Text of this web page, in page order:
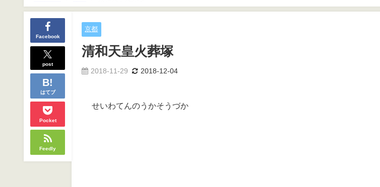
Facebook
post
はてブ
Pocket
Feedly
京都
清和天皇火葬塚
2018-11-29 2018-12-04
せいわてんのうかそうづか